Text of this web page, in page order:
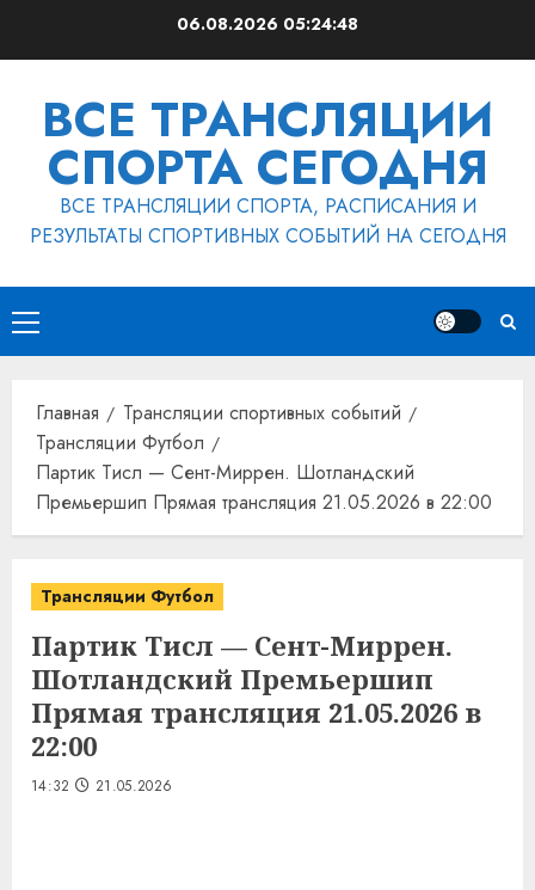
06.08.2026 05:24:49
ВСЕ ТРАНСЛЯЦИИ
СПОРТА СЕГОДНЯ
ВСЕ ТРАНСЛЯЦИИ СПОРТА, РАСПИСАНИЯ И
РЕЗУЛЬТАТЫ СПОРТИВНЫХ СОБЫТИЙ НА СЕГОДНЯ
Основное
меню
Главная
Трансляции спортивных событий
Трансляции Футбол
Партик Тисл — Сент-Миррен. Шотландский
Премьершип Прямая трансляция 21.05.2026 в 22:00
Трансляции Футбол
Партик Тисл — Сент-Миррен.
Шотландский Премьершип
Прямая трансляция 21.05.2026 в
22:00
14:32 21.05.2026